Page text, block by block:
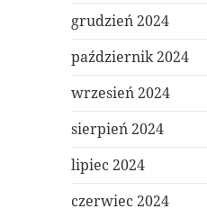
grudzień 2024
październik 2024
wrzesień 2024
sierpień 2024
lipiec 2024
czerwiec 2024